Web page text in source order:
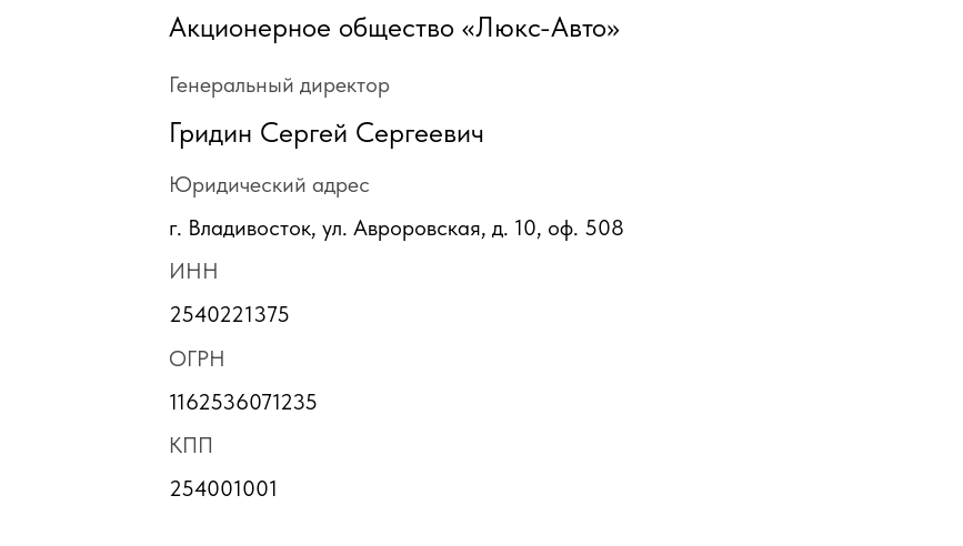
Акционерное общество «Люкс-Авто»
Генеральный директор
Гридин Сергей Сергеевич
Юридический адрес
г. Владивосток, ул. Авроровская, д. 10, оф. 508
ИНН
2540221375
ОГРН
1162536071235
КПП
254001001